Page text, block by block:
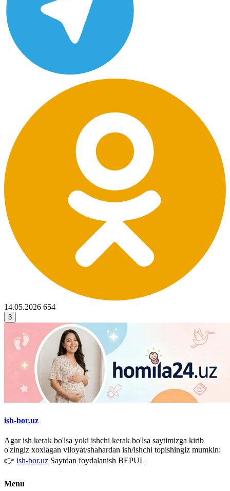
14.05.2026 654
3
ish-bor.uz
Agar ish kerak bo'lsa yoki ishchi kerak bo'lsa saytimizga kirib
o'zingiz xoxlagan viloyat/shahardan ish/ishchi topishingiz mumkin:
👉 ish-bor.uz Saytdan foydalanish BEPUL
Menu